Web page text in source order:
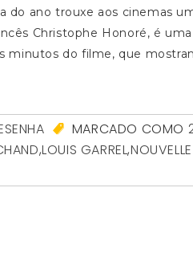
do ano trouxe aos cinemas
Christophe Honoré, é
minutos do filme, que
MARCADO COMO
,LOUIS GARREL,